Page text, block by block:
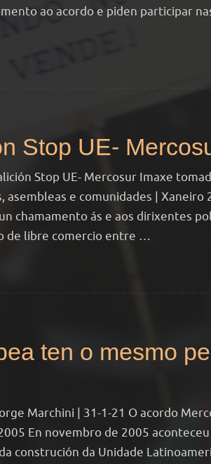
ao acordo e piden participar
Stop UE-
Stop UE- Mercosur Imaxe
asembleas e comunidades | Xaneiro
chamamento ás e aos dirixentes
de libre comercio entre …
ten o mesmo
Marchini | 31-1-21 O acordo
En novembro de 2005
construción da Unidade